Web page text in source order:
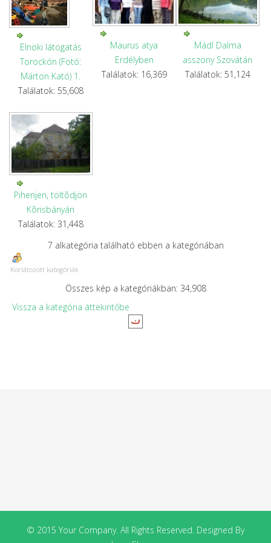
Elnöki látogatás
Torockón (Fotó:
Márton Kató) 1.
Találatok: 55,608
Maurus atya
Erdélyben
Találatok: 16,369
Mádl Dalma
asszony Szovátán
Találatok: 51,124
Pihenjen, töltõdjön
Kõrisbányán
Találatok: 31,448
7 alkategória található ebben a kategóriában
Korlátozott kategóriák
Összes kép a kategóriákban: 34,908
Vissza a kategória áttekintőbe
© 2015 Your Company. All Rights Reserved. Designed By